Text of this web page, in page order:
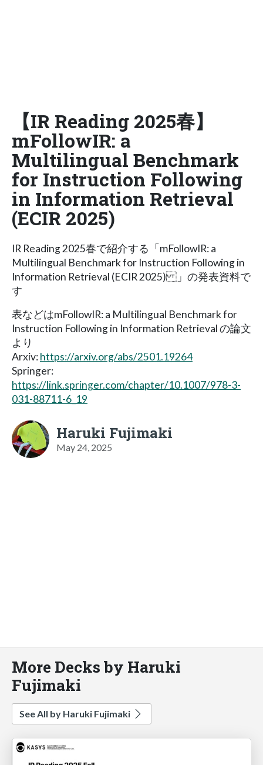
【IR Reading 2025春】
mFollowIR: a
Multilingual Benchmark
for Instruction Following
in Information Retrieval
(ECIR 2025)
IR Reading 2025春で紹介する「mFollowIR: a
Multilingual Benchmark for Instruction Following in
Information Retrieval (ECIR 2025) 」の発表資料で
す
表などはmFollowIR: a Multilingual Benchmark for
Instruction Following in Information Retrieval の論文
より
Arxiv:https://arxiv.org/abs/2501.19264
Springer:
https://link.springer.com/chapter/10.1007/978-3-
031-88711-6_19
Haruki Fujimaki
May 24, 2025
More Decks by Haruki
Fujimaki
See All by Haruki Fujimaki